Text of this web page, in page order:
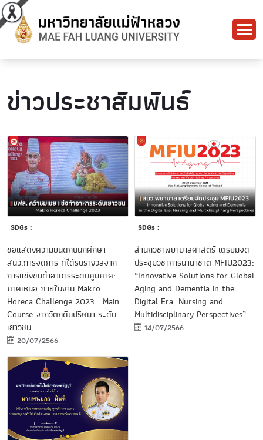
ข่าวประชาสัมพันธ์
SDGs :
ขอแสดงความยินดีกับนักศึกษา
สนว.การจัดการ ที่ได้รับรางวัลจาก
การแข่งขันทำอาหารระดับภูมิภาค:
ภาคเหนือ ภายในงาน Makro
Horeca Challenge 2023 : Main
Course จากวัตถุดิบปริศนา ระดับ
เยาวชน
20/07/2566
SDGs :
สำนักวิชาพยาบาลศาสตร์ เตรียมจัด
ประชุมวิชาการนานาชาติ MFIU2023:
“Innovative Solutions for Global
Aging and Dementia in the
Digital Era: Nursing and
Multidisciplinary Perspectives”
14/07/2566